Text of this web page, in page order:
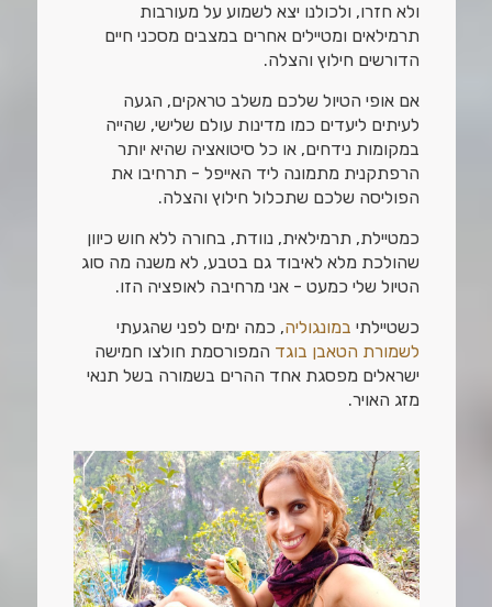
ולא חזרו, ולכולנו יצא לשמוע על מעורבות
תרמילאים ומטיילים אחרים במצבים מסכני חיים
הדורשים חילוץ והצלה.
אם אופי הטיול שלכם משלב טראקים, הגעה
לעיתים ליעדים כמו מדינות עולם שלישי, שהייה
במקומות נידחים, או כל סיטואציה שהיא יותר
הרפתקנית מתמונה ליד האייפל - תרחיבו את
הפוליסה שלכם שתכלול חילוץ והצלה.
כמטיילת, תרמילאית, נוודת, בחורה ללא חוש כיוון
שהולכת מלא לאיבוד גם בטבע, לא משנה מה סוג
הטיול שלי כמעט - אני מרחיבה לאופציה הזו.
כשטיילתי במונגוליה, כמה ימים לפני שהגעתי
לשמורת הטאבן בוגד המפורסמת חולצו חמישה
ישראלים מפסגת אחד ההרים בשמורה בשל תנאי
מזג האויר.